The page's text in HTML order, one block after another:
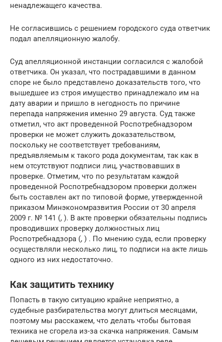
ненадлежащего качества.
Не согласившись с решением городского суда ответчик
подал апелляционную жалобу.
Суд апелляционной инстанции согласился с жалобой
ответчика. Он указал, что пострадавшими в данном
споре не было представлено доказательств того, что
вышедшее из строя имущество принадлежало им на
дату аварии и пришло в негодность по причине
перепада напряжения именно 29 августа. Суд также
отметил, что акт проведенной Роспотребнадзором
проверки не может служить доказательством,
поскольку не соответствует требованиям,
предъявляемым к такого рода документам, так как в
нем отсутствуют подписи лиц, участвовавших в
проверке. Отметим, что по результатам каждой
проведенной Роспотребнадзором проверки должен
быть составлен акт по типовой форме, утвержденной
приказом Минэкономразвития России от 30 апреля
2009 г. № 141 (, ). В акте проверки обязательны подпись
проводивших проверку должностных лиц
Роспотребнадзора (, ) . По мнению суда, если проверку
осуществляли несколько лиц, то подписи на акте лишь
одного из них недостаточно.
Как защитить технику
Попасть в такую ситуацию крайне неприятно, а
судебные разбирательства могут длиться месяцами,
поэтому мы расскажем, что делать чтобы бытовая
техника не сгорела из-за скачка напряжения. Самым